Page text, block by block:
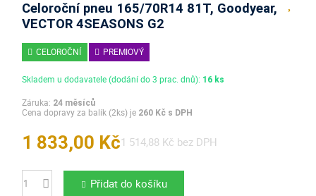
Celoroční pneu 165/70R14 81T, Goodyear,
VECTOR 4SEASONS G2
CELOROČNÍ PREMIOVÝ
Skladem u dodavatele (dodání do 3 prac. dnů): 16 ks
Záruka: 24 měsíců
Cena dopravy za balík (2ks) je 260 Kč s DPH
1 833,00 Kč1 514,88 Kč bez DPH
Počet Přidat do košíku